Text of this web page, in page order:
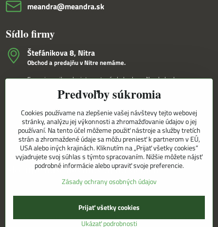
meandra​@meandra​.sk
Sídlo firmy
Štefánikova 8, Nitra
Obchod a predajňu v Nitre nemáme.
Fungujeme iba ako internetový obchod a veľkoobchod.
V Nitre Vám tovar dovezieme osobne na základe internetovej
objednávky a telefonického dohovoru.
Korešpondenčná adresa
MEANDRA,s.r.o.
P.O.BOX 8/D
949 01 Nitra
Sledujte naše novinky aj na sieťach
Instagram
©2026CopyrightPredvoľby súkromiaZásady ochrany osobných údajov
Predvoľby súkromia
Cookies používame na zlepšenie vašej návštevy tejto webovej
stránky, analýzu jej výkonnosti a zhromažďovanie údajov o jej
používaní. Na tento účel môžeme použiť nástroje a služby tretích
strán a zhromaždené údaje sa môžu preniesť k partnerom v EÚ,
USA alebo iných krajinách. Kliknutím na „Prijať všetky cookies“
vyjadrujete svoj súhlas s týmto spracovaním. Nižšie môžete nájsť
podrobné informácie alebo upraviť svoje preferencie.
Zásady ochrany osobných údajov
Ukázať podrobnosti
Prijať všetky cookies